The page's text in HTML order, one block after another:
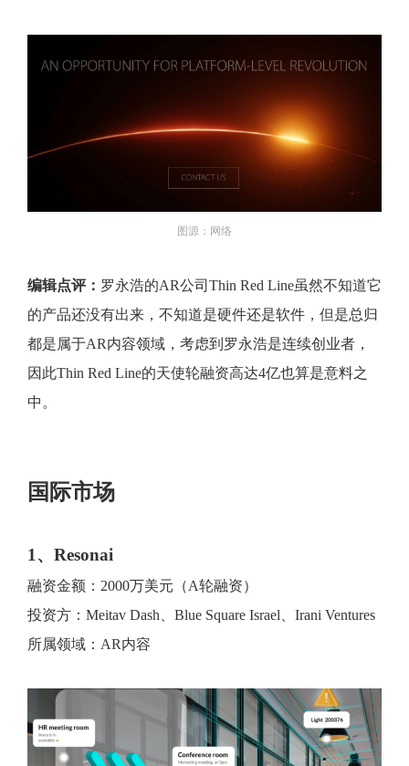
图源：网络
编辑点评： 罗永浩的AR公司Thin Red Line虽然不知道它
的产品还没有出来，不知道是硬件还是软件，但是总归
都是属于AR内容领域，考虑到罗永浩是连续创业者，
因此Thin Red Line的天使轮融资高达4亿也算是意料之
中。
国际市场
1、Resonai
融资金额：2000万美元（A轮融资）
投资方：Meitav Dash、Blue Square Israel、Irani Ventures
所属领域：AR内容